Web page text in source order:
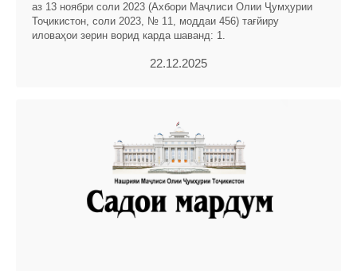
аз 13 ноябри соли 2023 (Ахбори Маҷлиси Олии Ҷумҳурии
Тоҷикистон, соли 2023, № 11, моддаи 456) тағйиру
иловаҳои зерин ворид карда шаванд: 1.
22.12.2025